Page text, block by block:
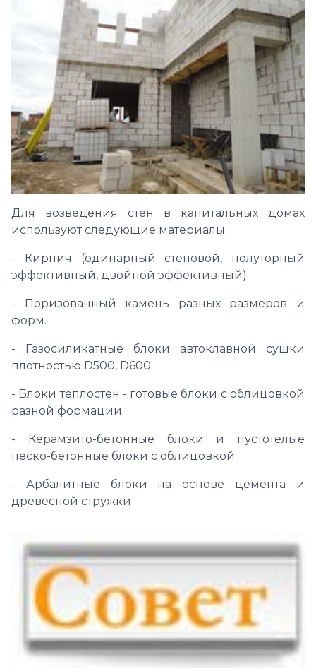
Для возведения стен в капитальных домах
используют следующие материалы:
- Кирпич (одинарный стеновой, полуторный
эффективный, двойной эффективный).
- Поризованный камень разных размеров и
форм.
- Газосиликатные блоки автоклавной сушки
плотностью D500, D600.
- Блоки теплостен - готовые блоки с облицовкой
разной формации.
- Керамзито-бетонные блоки и пустотелые
песко-бетонные блоки с облицовкой.
- Арбалитные блоки на основе цемента и
древесной стружки